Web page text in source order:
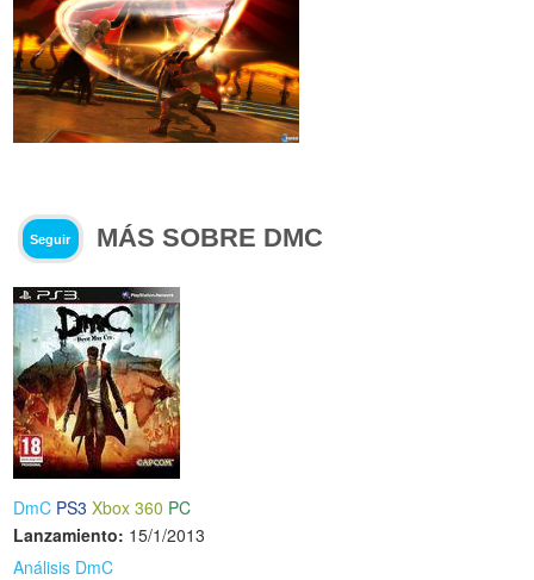
Seguir MÁS SOBRE DMC
DmC PS3 Xbox 360 PC
Lanzamiento: 15/1/2013
Análisis DmC